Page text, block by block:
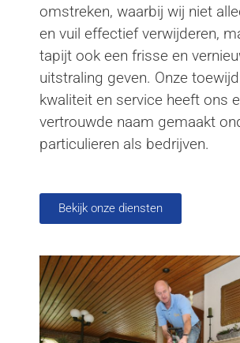
omstreken, waarbij wij niet
en vuil effectief verwijderen,
tapijt ook een frisse en
uitstraling geven. Onze
kwaliteit en service heeft ons
vertrouwde naam gemaakt
particulieren als bedrijven.
Bekijk onze diensten